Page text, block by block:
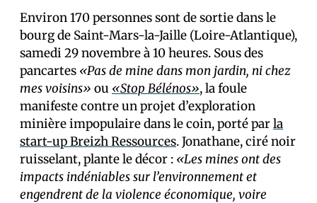
Environ 170 personnes sont de sortie dans le
bourg de Saint-Mars-la-Jaille (Loire-Atlantique),
samedi 29 novembre à 10 heures. Sous des
pancartes «Pas de mine dans mon jardin, ni chez
mes voisins» ou «Stop Bélénos», la foule
manifeste contre un projet d’exploration
minière impopulaire dans le coin, porté parla
start-up Breizh Ressources. Jonathane, ciré noir
ruisselant, plante le décor : «Les mines ont des
impacts indéniables sur l’environnement et
engendrent de la violence économique, voire